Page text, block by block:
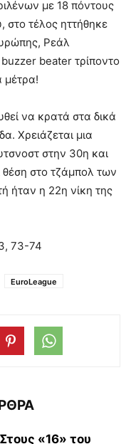
με 18 πόντους
στο τέλος ηττήθηκε
Ρεάλ
beater τρίποντο
μέτρα!
να κρατά στα δικά
Χρειάζεται μια
στην 30η και
θέση στο τζάμπολ των
ήταν η 22η νίκη της
73-74
EuroLeague
«16» του